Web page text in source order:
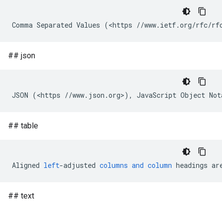
## json
## table
Aligned left-adjusted columns and column headings
## text